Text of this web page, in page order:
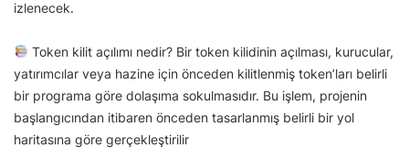
izlenecek.
Token kilit açılımı nedir? Bir token kilidinin açılması, kurucular,
yatırımcılar veya hazine için önceden kilitlenmiş token’ları belirli
bir programa göre dolaşıma sokulmasıdır. Bu işlem, projenin
başlangıcından itibaren önceden tasarlanmış belirli bir yol
haritasına göre gerçekleştirilir